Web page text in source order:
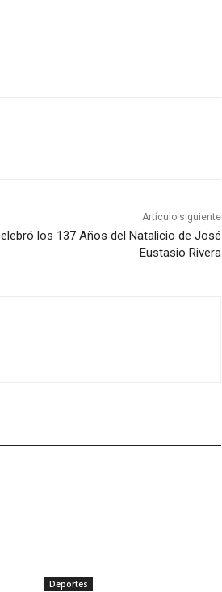
Artículo siguiente
los 137 Años del Natalicio de José
Eustasio Rivera
Deportes